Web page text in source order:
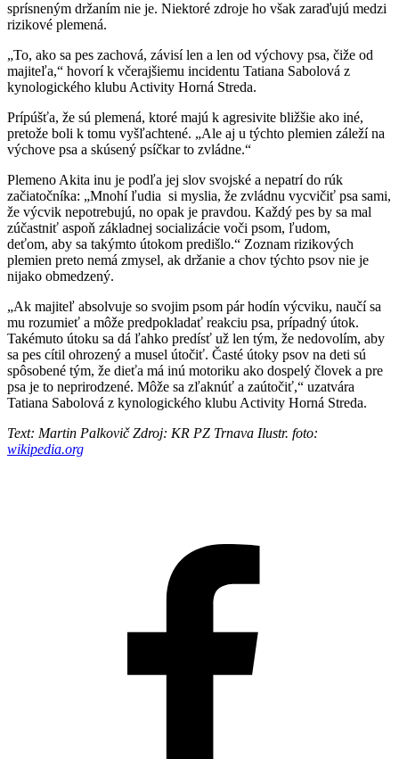
sprísneným držaním nie je. Niektoré zdroje ho však zaraďujú medzi
rizikové plemená.
„To, ako sa pes zachová, závisí len a len od výchovy psa, čiže od
majiteľa,“ hovorí k včerajšiemu incidentu Tatiana Sabolová z
kynologického klubu Activity Horná Streda.
Prípúšťa, že sú plemená, ktoré majú k agresivite bližšie ako iné,
pretože boli k tomu vyšľachtené. „Ale aj u týchto plemien záleží na
výchove psa a skúsený psíčkar to zvládne.“
Plemeno Akita inu je podľa jej slov svojské a nepatrí do rúk
začiatočníka: „Mnohí ľudia si myslia, že zvládnu vycvičiť psa sami,
že výcvik nepotrebujú, no opak je pravdou. Každý pes by sa mal
zúčastniť aspoň základnej socializácie voči psom, ľudom,
deťom, aby sa takýmto útokom predišlo.“ Zoznam rizikových
plemien preto nemá zmysel, ak držanie a chov týchto psov nie je
nijako obmedzený.
„Ak majiteľ absolvuje so svojim psom pár hodín výcviku, naučí sa
mu rozumieť a môže predpokladať reakciu psa, prípadný útok.
Takémuto útoku sa dá ľahko predísť už len tým, že nedovolím, aby
sa pes cítil ohrozený a musel útočiť. Časté útoky psov na deti sú
spôsobené tým, že dieťa má inú motoriku ako dospelý človek a pre
psa je to neprirodzené. Môže sa zľaknúť a zaútočiť,“ uzatvára
Tatiana Sabolová z kynologického klubu Activity Horná Streda.
Text: Martin Palkovič Zdroj: KR PZ Trnava Ilustr. foto:
wikipedia.org